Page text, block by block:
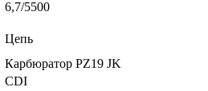
6,7/5500
Цепь
Карбюратор PZ19 JK
CDI